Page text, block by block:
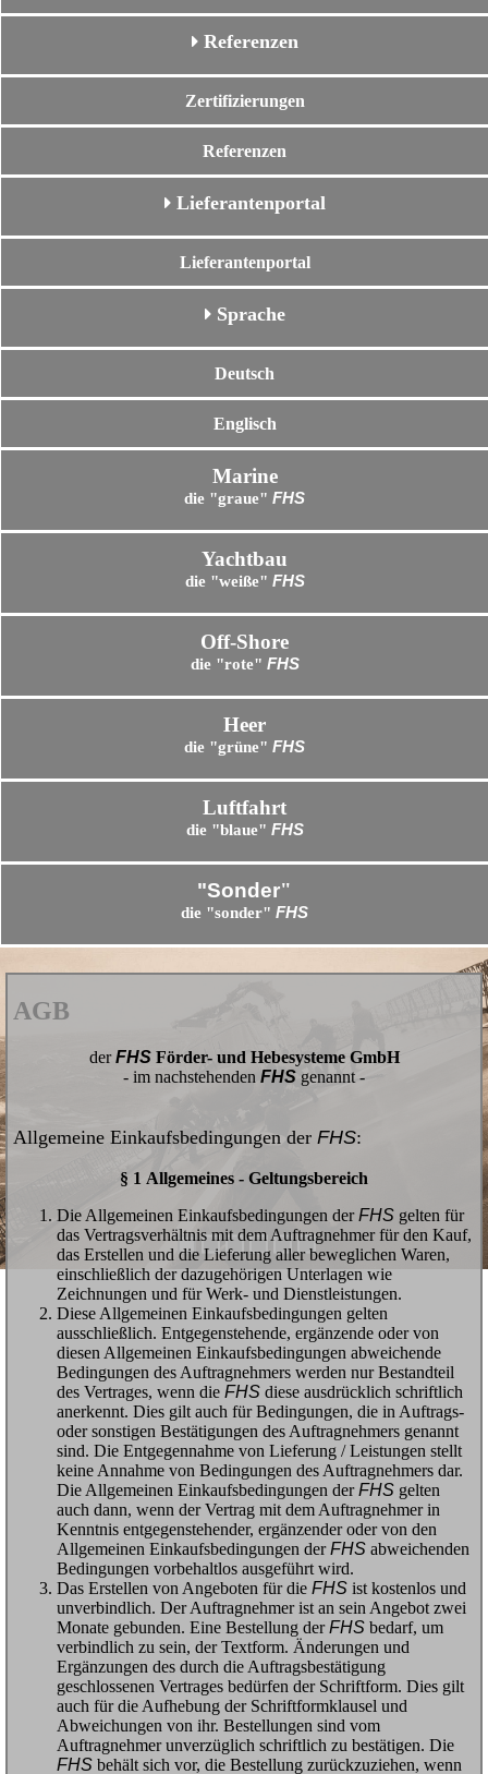
Referenzen
Zertifizierungen
Referenzen
Lieferantenportal
Lieferantenportal
Sprache
Deutsch
Englisch
Marine
die "graue" FHS
Yachtbau
die "weiße" FHS
Off-Shore
die "rote" FHS
Heer
die "grüne" FHS
Luftfahrt
die "blaue" FHS
"Sonder"
die "sonder" FHS
AGB
derFHSFörder- und Hebesysteme GmbH
- im nachstehenden FHS genannt -
Allgemeine Einkaufsbedingungen der FHS:
§ 1 Allgemeines - Geltungsbereich
Die Allgemeinen Einkaufsbedingungen derFHS gelten für
das Vertragsverhältnis mit dem Auftragnehmer für den Kauf,
das Erstellen und die Lieferung aller beweglichen Waren,
einschließlich der dazugehörigen Unterlagen wie
Zeichnungen und für Werk- und Dienstleistungen.
Diese Allgemeinen Einkaufsbedingungen gelten
ausschließlich. Entgegenstehende, ergänzende oder von
diesen Allgemeinen Einkaufsbedingungen abweichende
Bedingungen des Auftragnehmers werden nur Bestandteil
des Vertrages, wenn die FHS diese ausdrücklich schriftlich
anerkennt. Dies gilt auch für Bedingungen, die in Auftrags-
oder sonstigen Bestätigungen des Auftragnehmers genannt
sind. Die Entgegennahme von Lieferung / Leistungen stellt
keine Annahme von Bedingungen des Auftragnehmers dar.
Die Allgemeinen Einkaufsbedingungen derFHS gelten
auch dann, wenn der Vertrag mit dem Auftragnehmer in
Kenntnis entgegenstehender, ergänzender oder von den
Allgemeinen Einkaufsbedingungen derFHS abweichenden
Bedingungen vorbehaltlos ausgeführt wird.
Das Erstellen von Angeboten für die FHS ist kostenlos und
unverbindlich. Der Auftragnehmer ist an sein Angebot zwei
Monate gebunden. Eine Bestellung derFHS bedarf, um
verbindlich zu sein, der Textform. Änderungen und
Ergänzungen des durch die Auftragsbestätigung
geschlossenen Vertrages bedürfen der Schriftform. Dies gilt
auch für die Aufhebung der Schriftformklausel und
Abweichungen von ihr. Bestellungen sind vom
Auftragnehmer unverzüglich schriftlich zu bestätigen. Die
FHS behält sich vor, die Bestellung zurückzuziehen, wenn